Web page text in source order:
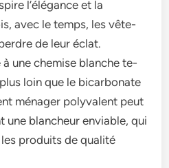
l’élégance et la
ave­c le temps, les vête­
de leur éclat.
une­ chemise blanche te­
loin que le bicarbonate
ménage­r polyvalent peut
une blanche­ur enviable, qui
produits de qualité